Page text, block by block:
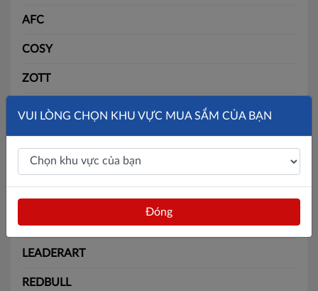
AFC
COSY
ZOTT
SLIDE
SOLITE
BÃI BẰNG
BATOS
LEADERART
REDBULL
VUI LÒNG CHỌN KHU VỰC MUA SẮM CỦA BẠN
Đóng